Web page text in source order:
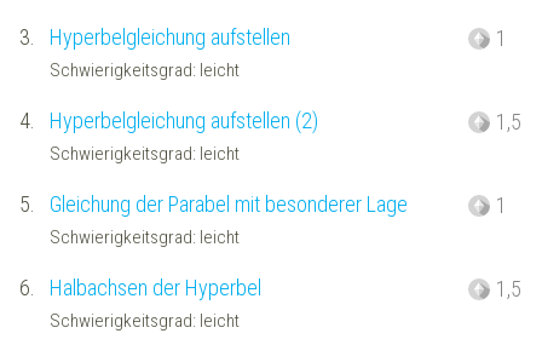
3. Hyperbelgleichung aufstellen
Schwierigkeitsgrad: leicht
1
4. Hyperbelgleichung aufstellen (2)
Schwierigkeitsgrad: leicht
1,5
5. Gleichung der Parabel mit besonderer Lage
Schwierigkeitsgrad: leicht
1
6. Halbachsen der Hyperbel
Schwierigkeitsgrad: leicht
1,5